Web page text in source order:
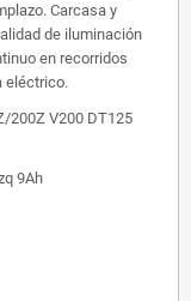
Carcasa y
de iluminación
en recorridos
eléctrico.
200Z V200 DT125
9Ah